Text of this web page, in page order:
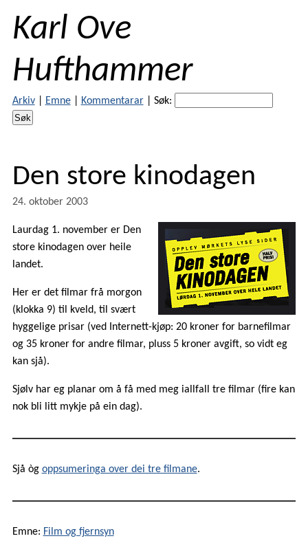
Karl Ove
Hufthammer
Arkiv| Emne| Kommentarar| Søk:
Den store kinodagen
24. oktober 2003
Laurdag 1. november er Den
store kinodagen over heile
landet.
Her er det filmar frå morgon
(klokka 9) til kveld, til svært
hyggelige prisar (ved Internett-kjøp: 20 kroner for barnefilmar
og 35 kroner for andre filmar, pluss 5 kroner avgift, so vidt eg
kan sjå).
Sjølv har eg planar om å få med meg iallfall tre filmar (fire kan
nok bli litt mykje på ein dag).
Sjå òg oppsumeringa over dei tre filmane.
Emne: Film og fjernsyn